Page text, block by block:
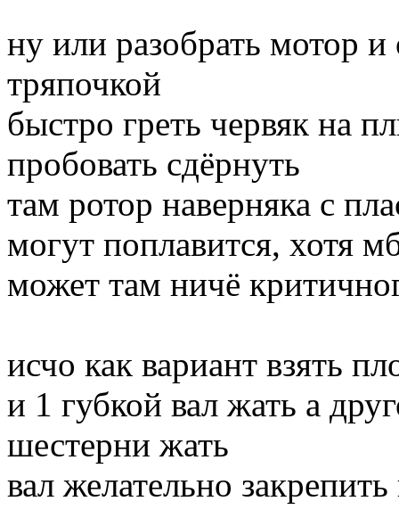
ну или разобрать мотор
тряпочкой
быстро греть червяк на
пробовать сдёрнуть
там ротор наверняка с
могут поплавится, хотя
может там ничё
исчо как вариант взять
и 1 губкой вал жать а
шестерни жать
вал желательно закрепить